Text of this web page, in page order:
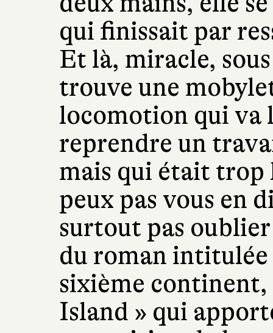
qui finissait par
Et là, miracle,
trouve une
locomotion qui va
reprendre un
mais qui était trop
peux pas vous en
surtout pas
du roman intitulée
sixième
Island » qui